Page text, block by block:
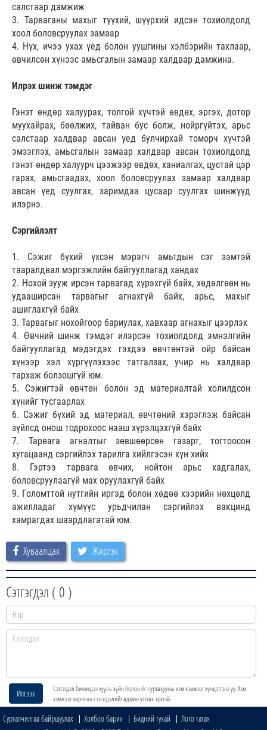
салстаар дамжиж
3. Тарваганы махыг түүхий, шүүрхий идсэн тохиолдолд
хоол боловсруулах замаар
4. Нүх, ичээ ухах үед болон уушгины хэлбэрийн тахлаар,
өвчилсөн хүнээс амьсгалын замаар халдвар дамжина.
Илрэх шинж тэмдэг
Гэнэт өндөр халуурах, толгой хүчтэй өвдөх, эргэх, дотор
муухайрах, бөөлжих, тайван бус болж, нойргүйтэх, арьс
салстаар халдвар авсан үед булчирхай томорч хүчтэй
эмзэглэх, амьсгалын замаар халдвар авсан тохиолдолд
гэнэт өндөр халуурч цээжээр өвдөх, ханиалгах, цустай цэр
гарах, амьсгаадах, хоол боловсруулах замаар халдвар
авсан үед суулгах, заримдаа цусаар суулгах шинжүүд
илэрнэ.
Сэргийлэлт
1. Сэжиг бүхий үхсэн мэрэгч амьтдын сэг зэмтэй
тааралдвал мэргэжлийн байгууллагад хандах
2. Нохой зууж ирсэн тарвагад хүрэхгүй байх, хөдөлгөөн нь
удааширсан тарвагыг агнахгүй байх, арьс, махыг
ашиглахгүй байх
3. Тарвагыг нохойгоор бариулах, хавхаар агнахыг цээрлэх
4. Өвчний шинж тэмдэг илэрсэн тохиолдолд эмнэлгийн
байгууллагад мэдэгдэх гэхдээ өвчтөнтэй ойр байсан
хүнээр хэл хүргүүлэхээс татгалзах, учир нь халдвар
тархаж болзошгүй юм.
5. Сэжигтэй өвчтөн болон эд материалтай холилдсон
хүнийг тусгаарлах
6. Сэжиг бүхий эд материал, өвчтөний хэрэглэж байсан
зүйлсд онош тодрохоос нааш хүрэлцэхгүй байх
7. Тарвага агналтыг зөвшөөрсөн газарт, тогтоосон
хугацаанд сэргийлэх тарилга хийлгэсэн хүн хийх
8. Гэртээ тарвага өвчих, нойтон арьс хадгалах,
боловсруулаагүй мах оруулахгүй байх
9. Голомттой нутгийн иргэд болон хөдөө хээрийн нөхцөлд
ажилладаг хүмүүс урьдчилан сэргийлэх вакцинд
хамрагдах шаардлагатай юм.
Хуваалцах Жиргэх
Сэтгэгдэл ( 0 )
Илгээх
Сэтгэгдэл бичихдээ хууль зүйн болон ёс суртахууны хэм хэмжээг хүндэтгэнэ үү. Хэм
хэмжээг зөрчсөн сэтгэгдэлийг админ устгах эрхтэй.
Сурталчилгаа байршуулах Холбоо барих Бидний тухай
Лого татах